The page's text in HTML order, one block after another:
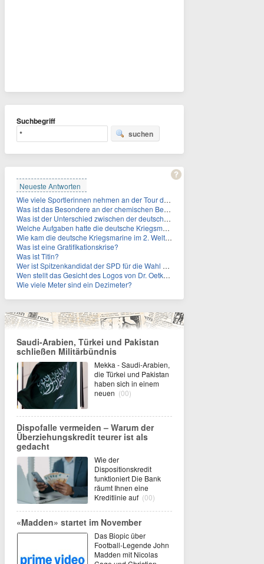
Suchbegriff
suchen
Neueste Antworten
Wie viele Sportlerinnen nehmen an der Tour de Femmes teil?
Was ist das Besondere an der chemischen Bezeichnung für Titin?
Was ist der Unterschied zwischen der deutschen Kriegsmarine im 2. Weltkrieg und der Naziflotte?
Welche Aufgaben hatte die deutsche Kriegsmarine im 2. Weltkrieg im Schwarzen Meer?
Wie kam die deutsche Kriegsmarine im 2. Weltkrieg ins Schwarze Meer?
Was ist eine Gratifikationskrise?
Was ist Titin?
Wer ist Spitzenkandidat der SPD für die Wahl zum Berliner Abgeordnetenhaus im September 2026?
Wen stellt das Gesicht des Logos von Dr. Oetker dar?
Wie viele Meter sind ein Dezimeter?
Saudi-Arabien, Türkei und Pakistan
schließen Militärbündnis
Mekka - Saudi-Arabien,
die Türkei und Pakistan
haben sich in einem
neuen (00)
Dispofalle vermeiden – Warum der
Überziehungskredit teurer ist als
gedacht
Wie der
Dispositionskredit
funktioniert Die Bank
räumt Ihnen eine
Kreditlinie auf (00)
«Madden» startet im November
Das Biopic über
Football-Legende John
Madden mit Nicolas